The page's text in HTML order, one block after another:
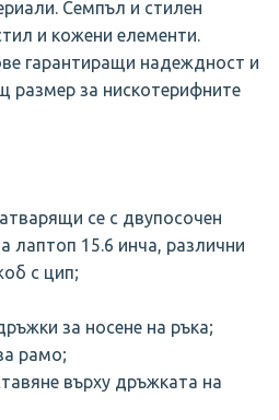
Семпъл и стилен
и кожени елементи.
гарантиращи надеждност и
размер за нискотерифните
се с двупосочен
лаптоп 15.6 инча, различни
с цип;
за носене на ръка;
рамо;
върху дръжката на